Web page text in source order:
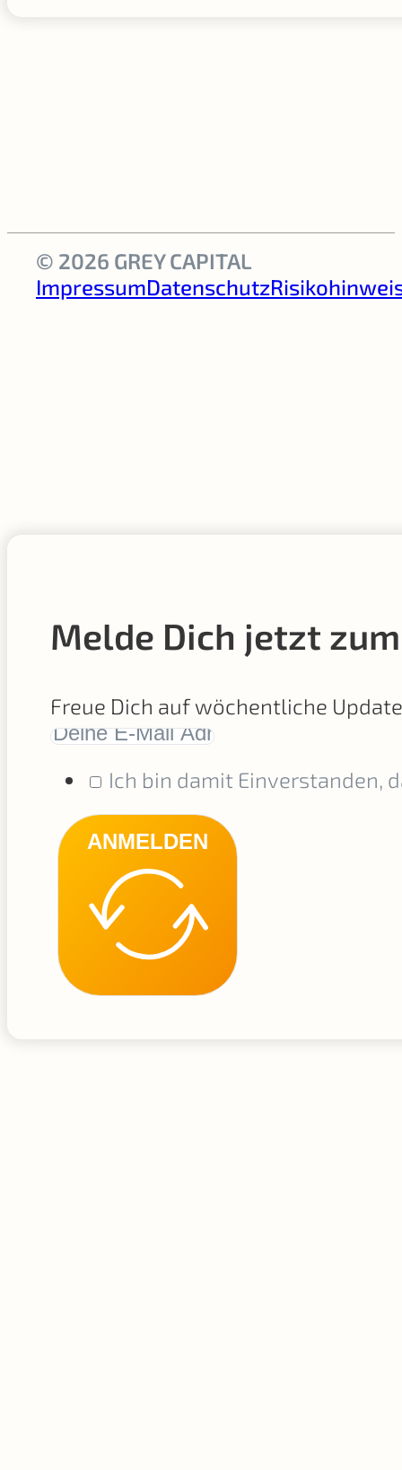
© 2026 GREY CAPITAL
ImpressumDatenschutz
Melde Dich jetzt
Freue Dich auf wöchentliche
Ich bin damit Einverstanden,
ANMELDEN